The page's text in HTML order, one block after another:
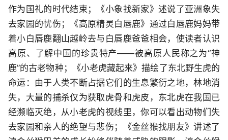
作为国礼的时代结束；《小象找新家》述说了亚洲象失
去家园的忧伤；《高原精灵白唇鹿》通过白唇鹿妈妈带
着小白唇鹿翻山越岭去与白唇鹿爸爸相会，使读者认识
高原、了解中国的珍贵特产——被高原人民称之为“神
鹿”的古老物种；《小老虎藏起来》描绘了东北野生虎的
命运：由于人类不断占据它们的生息繁衍之地，林地消
失，大量的捕杀仅为获取虎骨和虎皮，东北虎在我国已
经濒临灭绝，从小老虎的视线里，你可以看出动物们失
去家园和亲人的绝望与悲伤；《金丝猴找朋友》讲述了